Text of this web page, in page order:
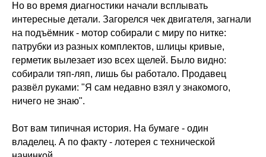
Но во время диагностики начали всплывать
интересные детали. Загорелся чек двигателя, загнали
на подъёмник - мотор собирали с миру по нитке:
патрубки из разных комплектов, шлицы кривые,
герметик вылезает изо всех щелей. Было видно:
собирали тяп-ляп, лишь бы работало. Продавец
развёл руками: "Я сам недавно взял у знакомого,
ничего не знаю".
Вот вам типичная история. На бумаге - один
владелец. А по факту - лотерея с технической